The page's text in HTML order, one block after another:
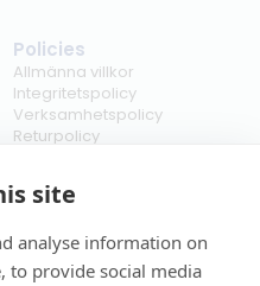
site
analyse information on
to provide social media
Policies
Allmänna villkor
Integritetspolicy
Verksamhetspolicy
Returpolicy
Cookies